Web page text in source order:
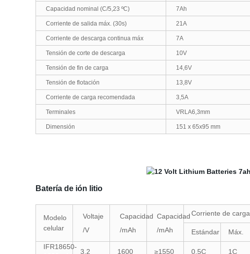
Capacidad nominal (C/5,23 ºC) 7Ah
Corriente de salida máx. (30s) 21A
Corriente de descarga continua máx 7A
Tensión de corte de descarga 10V
Tensión de fin de carga 14,6V
Tensión de flotación 13,8V
Corriente de carga recomendada 3,5A
Terminales VRLA6,3mm
Dimensión 151 x 65x95 mm
Batería de ión litio
Modelo
celular
Voltaje
/V
Capacidad
/mAh
Capacidad
/mAh
Corriente de carga
Estándar Máx.
IFR18650-
3,2 1600 ≥1550 0,5C 1C